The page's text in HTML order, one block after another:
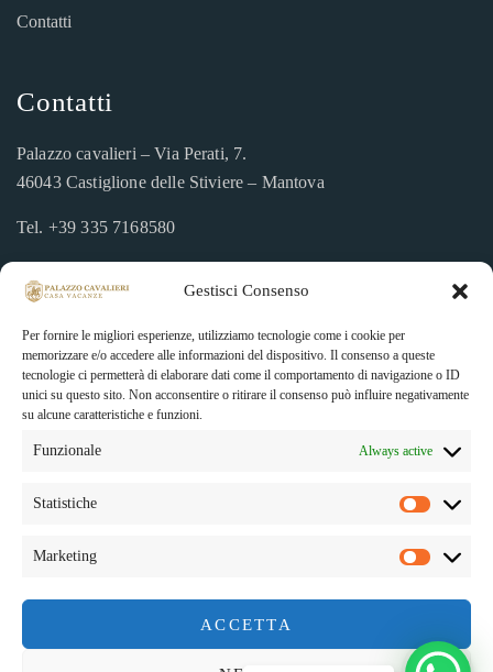
Gestisci Consenso
Per fornire le migliori esperienze, utilizziamo tecnologie come i cookie per
memorizzare e/o accedere alle informazioni del dispositivo. Il consenso a queste
tecnologie ci permetterà di elaborare dati come il comportamento di navigazione o ID
unici su questo sito. Non acconsentire o ritirare il consenso può influire negativamente
su alcune caratteristiche e funzioni.
Funzionale Always active
Statistiche
Marketing
ACCETTA
Contatti
Contatti
Palazzo cavalieri – Via Perati, 7.
46043 Castiglione delle Stiviere – Mantova
Tel. +39 335 7168580
info@palazzocavalieri.it
Prenotazione
immediato. Riceverai istruzioni dal nostro staff dopo l’invio